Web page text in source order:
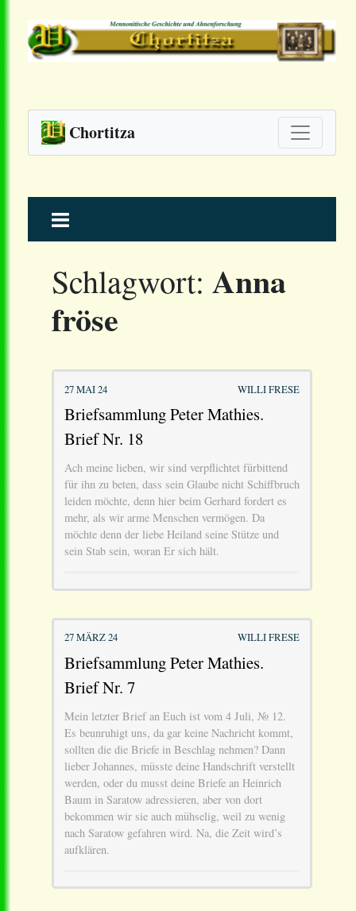
Chortitza
to
Schlagwort: Anna
fröse
27 MAI 24 WILLI FRESE
Briefsammlung Peter Mathies.
Brief Nr. 18
Ach meine lieben, wir sind verpflichtet fürbittend
für ihn zu beten, dass sein Glaube nicht Schiffbruch
leiden möchte, denn hier beim Gerhard fordert es
mehr, als wir arme Menschen vermögen. Da
möchte denn der liebe Heiland seine Stütze und
sein Stab sein, woran Er sich hält.
27 MÄRZ 24 WILLI FRESE
Briefsammlung Peter Mathies.
Brief Nr. 7
Mein letzter Brief an Euch ist vom 4 Juli, № 12.
Es beunruhigt uns, da gar keine Nachricht kommt,
sollten die die Briefe in Beschlag nehmen? Dann
lieber Johannes, müsste deine Handschrift verstellt
werden, oder du musst deine Briefe an Heinrich
Baum in Saratow adressieren, aber von dort
bekommen wir sie auch mühselig, weil zu wenig
nach Saratow gefahren wird. Na, die Zeit wird’s
aufklären.